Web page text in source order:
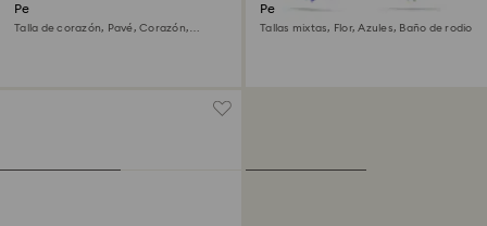
Pendientes de clip Dulcis
Talla de corazón, Pavé, Corazón,
Pendientes Idyllia
Tallas mixtas, Flor, Azules, Baño de rodio